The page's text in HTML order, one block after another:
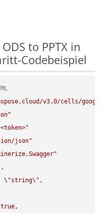
to PPTX in
Codebeispiel
v3.0/cells/
json"
,
\"string\" ,